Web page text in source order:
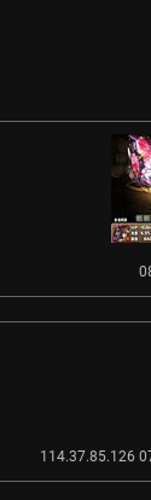
114.37.85.126